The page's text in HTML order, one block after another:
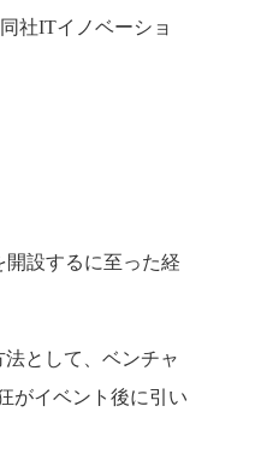
社ITイノベーショ
開設するに至った経
として、ベンチャ
がイベント後に引い